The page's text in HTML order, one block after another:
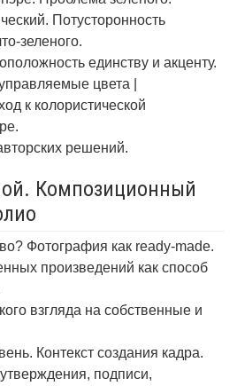
Потусторонность
зеленого.
единству и акценту.
цвета |
к колористической
решений.
Композиционный
Фотография как ready-made.
произведений как способ
взгляда на собственные и
Контекст создания кадра.
подписи,